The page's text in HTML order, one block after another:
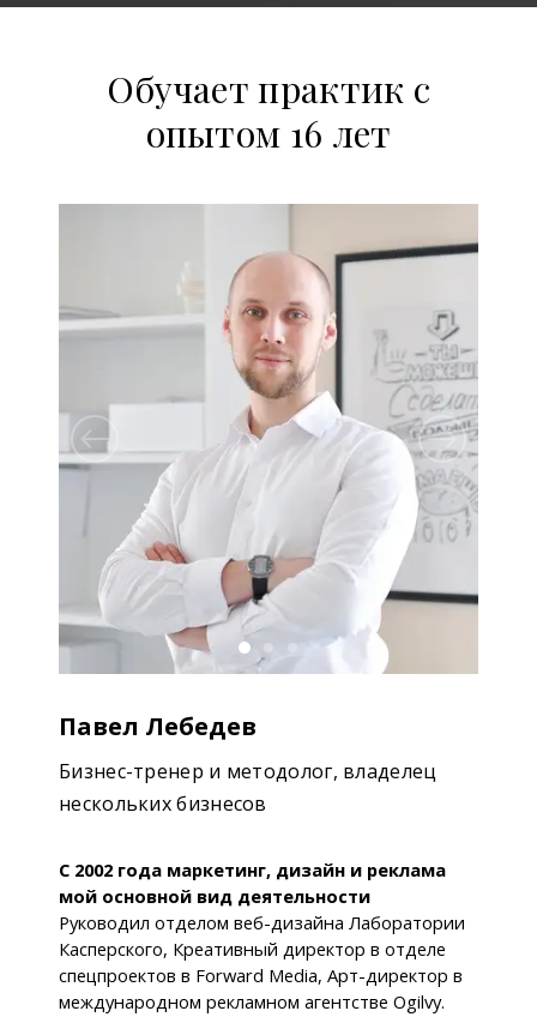
Обучает практик с
опытом 16 лет
Павел Лебедев
Бизнес-тренер и методолог, владелец
нескольких бизнесов
С 2002 года маркетинг, дизайн и реклама
мой основной вид деятельности
Руководил отделом веб-дизайна Лаборатории
Касперского, Креативный директор в отделе
спецпроектов в Forward Media, Арт-директор в
международном рекламном агентстве Ogilvy.